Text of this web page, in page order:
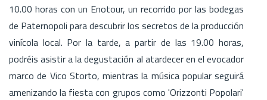
10.00 horas con un Enotour, un recorrido por las bodegas
de Paternopoli para descubrir los secretos de la producción
vinícola local. Por la tarde, a partir de las 19.00 horas,
podréis asistir a la degustación al atardecer en el evocador
marco de Vico Storto, mientras la música popular seguirá
amenizando la fiesta con grupos como 'Orizzonti Popolari'